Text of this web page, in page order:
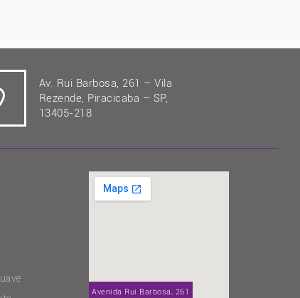
Av. Rui Barbosa, 261 – Vila
Rezende, Piracicaba – SP,
13405-218
Avenida Rui Barbosa, 261